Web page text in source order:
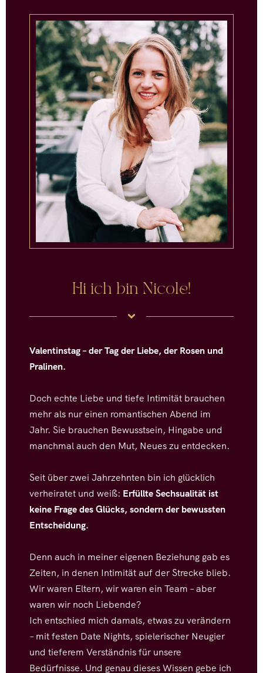
Hi ich bin Nicole!
Valentinstag – der Tag der Liebe, der Rosen und
Pralinen.
Doch echte Liebe und tiefe Intimität brauchen
mehr als nur einen romantischen Abend im
Jahr. Sie brauchen Bewusstsein, Hingabe und
manchmal auch den Mut, Neues zu entdecken.
Seit über zwei Jahrzehnten bin ich glücklich
verheiratet und weiß: Erfüllte Sechsualität ist
keine Frage des Glücks, sondern der bewussten
Entscheidung.
Denn auch in meiner eigenen Beziehung gab es
Zeiten, in denen Intimität auf der Strecke blieb.
Wir waren Eltern, wir waren ein Team – aber
waren wir noch Liebende?
Ich entschied mich damals, etwas zu verändern
– mit festen Date Nights, spielerischer Neugier
und tieferem Verständnis für unsere
Bedürfnisse. Und genau dieses Wissen gebe ich